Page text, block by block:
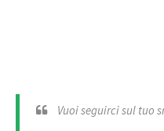
Vuoi seguirci sul tuo